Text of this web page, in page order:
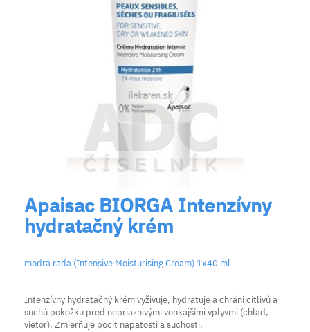
Apaisac BIORGA Intenzívny
hydratačný krém
modrá rada (Intensive Moisturising Cream) 1x40 ml
Intenzívny hydratačný krém vyživuje, hydratuje a chráni citlivú a
suchú pokožku pred nepriaznivými vonkajšími vplyvmi (chlad,
vietor). Zmierňuje pocit napätosti a suchosti.